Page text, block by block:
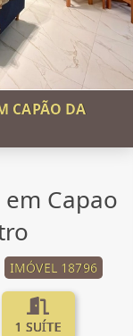
CAPÃO DA
Capao
IMÓVEL 18796
1 SUÍTE